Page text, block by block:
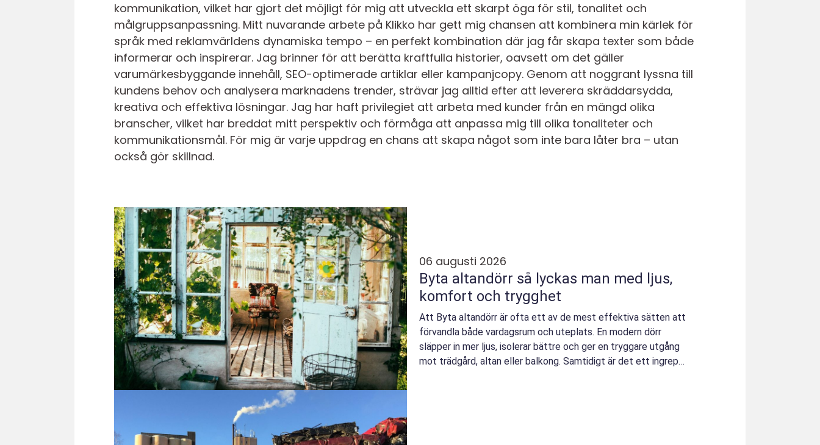
kommunikation, vilket har gjort det möjligt för mig att utveckla ett skarpt öga för stil, tonalitet och
målgruppsanpassning. Mitt nuvarande arbete på Klikko har gett mig chansen att kombinera min kärlek för
språk med reklamvärldens dynamiska tempo – en perfekt kombination där jag får skapa texter som både
informerar och inspirerar. Jag brinner för att berätta kraftfulla historier, oavsett om det gäller
varumärkesbyggande innehåll, SEO-optimerade artiklar eller kampanjcopy. Genom att noggrant lyssna till
kundens behov och analysera marknadens trender, strävar jag alltid efter att leverera skräddarsydda,
kreativa och effektiva lösningar. Jag har haft privilegiet att arbeta med kunder från en mängd olika
branscher, vilket har breddat mitt perspektiv och förmåga att anpassa mig till olika tonaliteter och
kommunikationsmål. För mig är varje uppdrag en chans att skapa något som inte bara låter bra – utan
också gör skillnad.
06 augusti 2026
Byta altandörr så lyckas man med ljus,
komfort och trygghet
Att Byta altandörr är ofta ett av de mest effektiva sätten att
förvandla både vardagsrum och uteplats. En modern dörr
släpper in mer ljus, isolerar bättre och ger en tryggare utgång
mot trädgård, altan eller balkong. Samtidigt är det ett ingrepp